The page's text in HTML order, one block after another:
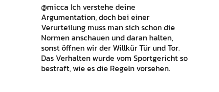
@micca Ich verstehe deine
Argumentation, doch bei einer
Verurteilung muss man sich schon die
Normen anschauen und daran halten,
sonst öffnen wir der Willkür Tür und Tor.
Das Verhalten wurde vom Sportgericht so
bestraft, wie es die Regeln vorsehen.